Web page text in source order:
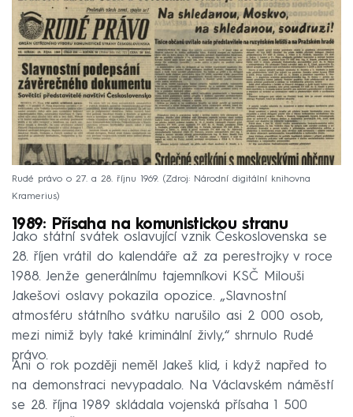
Rudé právo o 27. a 28. říjnu 1969.
Zdroj: Národní digitální knihovna
Kramerius
1989: Přísaha na komunistickou stranu
Jako státní svátek oslavující vznik Československa se
28. říjen vrátil do kalendáře až za perestrojky v roce
1988. Jenže generálnímu tajemníkovi KSČ Milouši
Jakešovi oslavy pokazila opozice. „Slavnostní
atmosféru státního svátku narušilo asi 2 000 osob,
mezi nimiž byly také kriminální živly,“ shrnulo Rudé
právo.
Ani o rok později neměl Jakeš klid, i když napřed to
na demonstraci nevypadalo. Na Václavském náměstí
se 28. října 1989 skládala vojenská přísaha 1 500